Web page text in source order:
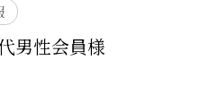
男性会員様